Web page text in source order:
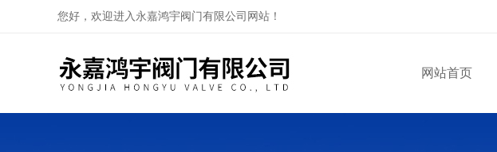
您好，欢迎进入永嘉鸿宇阀门有限公司网站！
网站首页